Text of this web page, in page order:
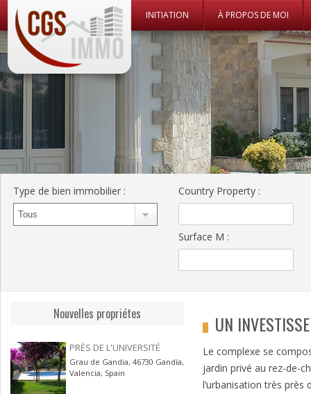
Skip to
INITIATION À PROPOS DE MOI
CGS Immo
CGS Immo Web
Type de bien immobilier : Country Property :
Surface M :
UN
Le complexe se
jardin privé au rez-de-
l’urbanisation très près
Nouvelles propriétes
PRÈS DE L'UNIVERSITÉ
Grau de Gandia, 46730 Gandía,
Valencia, Spain